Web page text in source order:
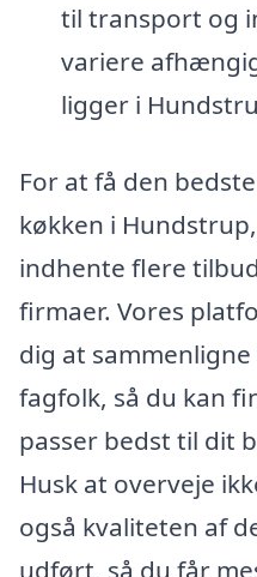
til transport og
variere
ligger i
For at få den
køkken i
indhente flere
firmaer. Vores
dig at
fagfolk, så du kan
passer bedst til dit
Husk at overveje
også kvaliteten af
udført, så du får